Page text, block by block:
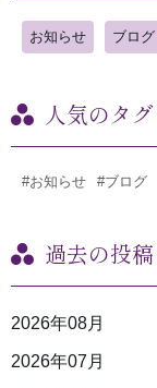
お知らせ ブログ
人気のタグ
#お知らせ #ブログ
過去の投稿
2026年08月
2026年07月